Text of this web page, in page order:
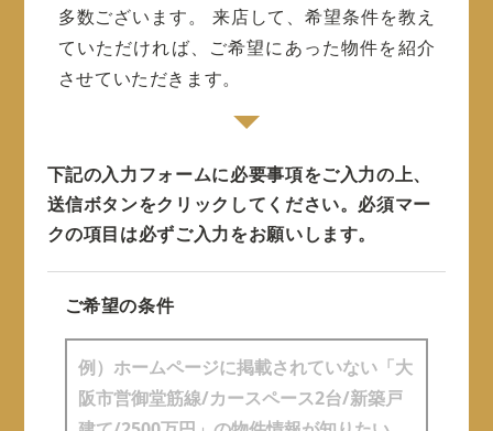
多数ございます。
来店して、希望条件を教え
ていただければ、ご希望にあった物件を紹介
させていただきます。
下記の入力フォームに必要事項をご入力の上、
送信ボタンをクリックしてください。 必須マー
クの項目は必ずご入力をお願いします。
ご希望の条件